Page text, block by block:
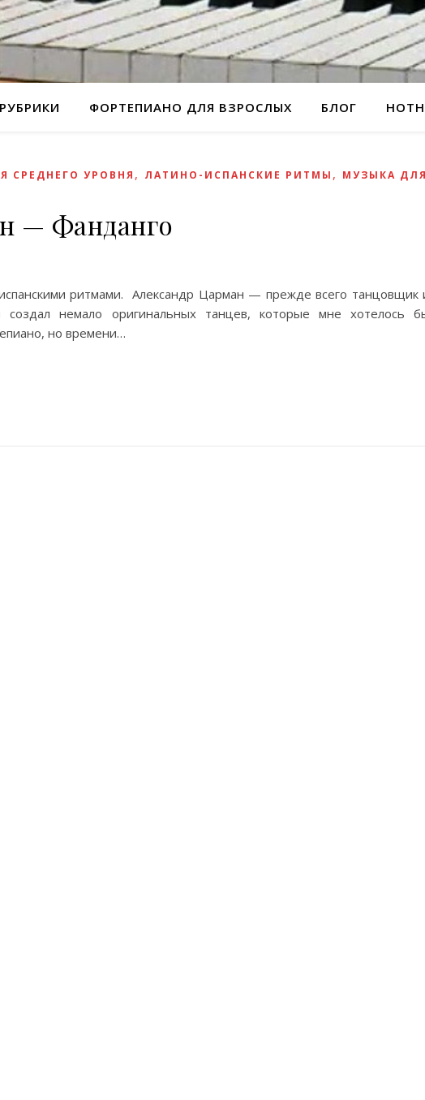
ФОРТЕПИАНО ДЛЯ ВЗРОСЛЫХ БЛОГ
СРЕДНЕГО УРОВНЯ , ЛАТИНО-ИСПАНСКИЕ РИТМЫ , МУЗЫКА ДЛЯ
— Фанданго
ритмами. Александр Царман — прежде всего танцовщик
создал немало оригинальных танцев, которые мне хотелось
но времени…